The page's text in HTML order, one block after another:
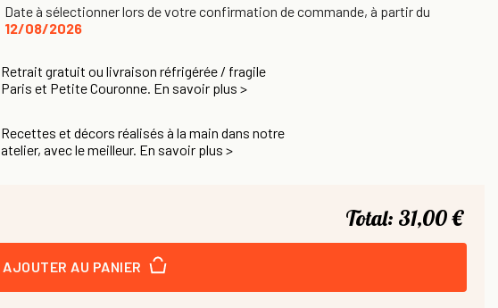
Date à sélectionner lors de votre confirmation de commande, à partir du
12/08/2026
Retrait gratuit ou livraison réfrigérée / fragile
Paris et Petite Couronne. En savoir plus >
Recettes et décors réalisés à la main dans notre
atelier, avec le meilleur. En savoir plus >
Total: 31,00 €
AJOUTER AU PANIER